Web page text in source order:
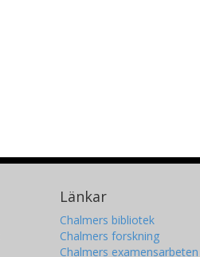
Länkar
Chalmers bibliotek
Chalmers forskning
Chalmers examensarbeten